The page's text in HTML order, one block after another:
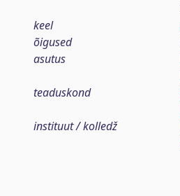
keel
õigused
asutus
teaduskond
instituut / kolledž